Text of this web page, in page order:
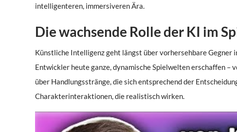
intelligenteren, immersiveren Ära.
Die wachsende Rolle der KI im
Künstliche Intelligenz geht längst über vorhersehbare Gegner
Entwickler heute ganze, dynamische Spielwelten erschaffen –
über Handlungsstränge, die sich entsprechend der
Charakterinteraktionen, die realistisch wirken.